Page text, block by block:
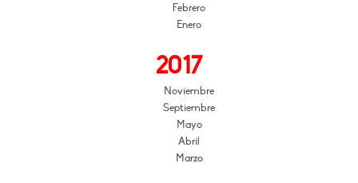
Febrero
Enero
2017
Noviembre
Septiembre
Mayo
Abril
Marzo